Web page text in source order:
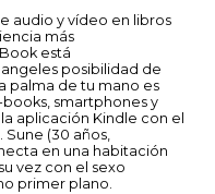
audio y vídeo en libros
más
está
posibilidad de
palma de tu mano es
smartphones y
aplicación Kindle con el
(30 años,
en una habitación
vez con el sexo
primer plano.